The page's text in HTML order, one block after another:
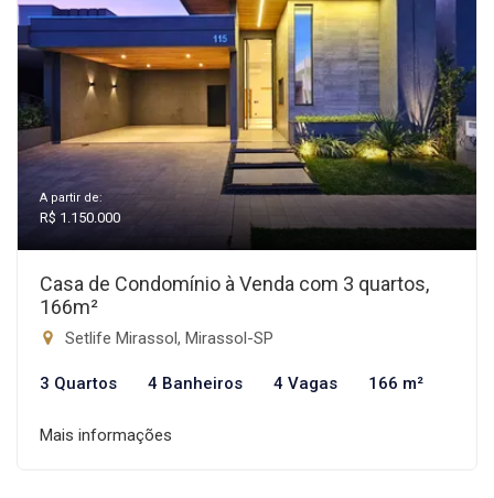
A partir de:
R$ 1.150.000
Casa de Condomínio à Venda com 3 quartos,
166m²
Setlife Mirassol, Mirassol-SP
3 Quartos 4 Banheiros 4 Vagas 166 m²
Mais informações